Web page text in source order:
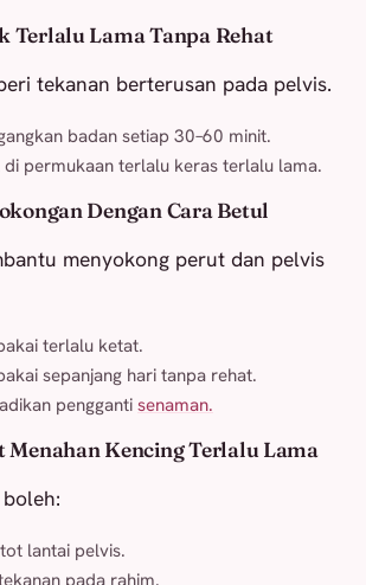
Terlalu Lama Tanpa Rehat
tekanan berterusan pada pelvis.
badan setiap 30–60 minit.
di permukaan terlalu keras terlalu lama.
Dengan Cara Betul
menyokong perut dan pelvis
terlalu ketat.
sepanjang hari tanpa rehat.
pengganti senaman.
Menahan Kencing Terlalu Lama
lantai pelvis.